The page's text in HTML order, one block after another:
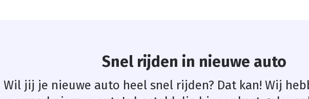
Snel rijden in nieuwe auto
Wil jij je nieuwe auto heel snel rijden? Dat kan! Wij